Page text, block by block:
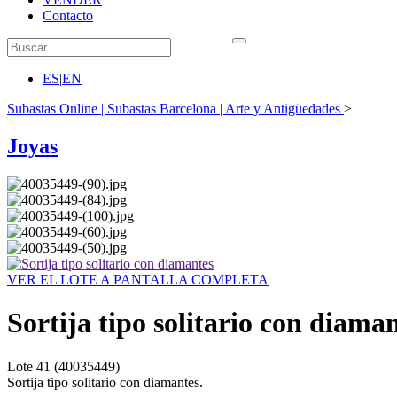
Contacto
ES|EN
Subastas Online | Subastas Barcelona | Arte y Antigüedades >
Joyas
VER EL LOTE A PANTALLA COMPLETA
Sortija tipo solitario con
Lote 41 (40035449)
Sortija tipo solitario con diamantes.